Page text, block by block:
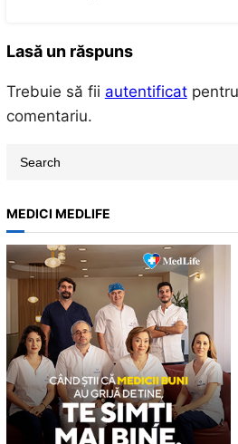
Lasă un răspuns
Trebuie să fii autentificat
comentariu.
r
c
h
MEDICI MEDLIFE